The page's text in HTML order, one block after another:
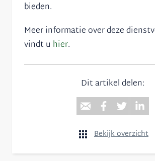
bieden.
Meer informatie over deze
vindt u hier.
Dit artikel delen:
Bekijk overzicht